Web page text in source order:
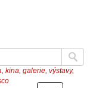
kina, galerie, výstavy,